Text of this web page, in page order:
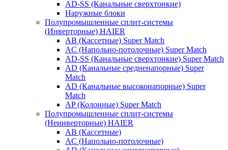
AD-SS (Канальные сверхтонкие)
Наружные блоки
Полупромышленные сплит-системы
(Инверторные) HAIER
AB (Кассетные) Super Match
AC (Напольно-потолочные) Super Match
AD-SS (Канальные сверхтонкие) Super Match
AD (Канальные средненапорные) Super
Match
AD (Канальные высоконапорные) Super
Match
AP (Колонные) Super Match
Полупромышленные сплит-системы
(Неинверторные) HAIER
AB (Кассетные)
AC (Напольно-потолочные)